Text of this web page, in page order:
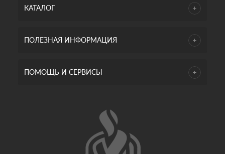
КАТАЛОГ
ПОЛЕЗНАЯ ИНФОРМАЦИЯ
ПОМОЩЬ И СЕРВИСЫ